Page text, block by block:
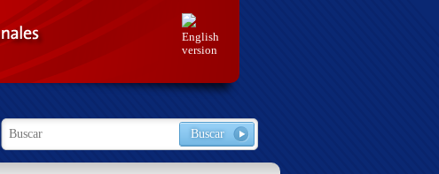
English
version
Formulario de búsqueda
Buscar